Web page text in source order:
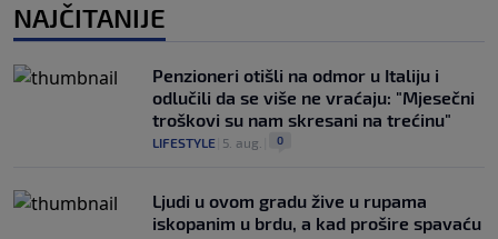
NAJČITANIJE
Penzioneri otišli na odmor u Italiju i
odlučili da se više ne vraćaju: "Mjesečni
troškovi su nam skresani na trećinu"
LIFESTYLE 5. aug. 0
Ljudi u ovom gradu žive u rupama
iskopanim u brdu, a kad prošire spavaću